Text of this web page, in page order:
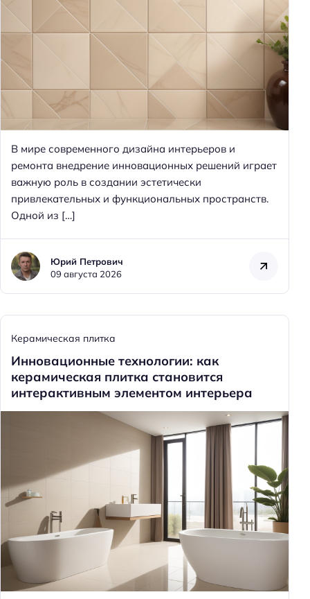
В мире современного дизайна интерьеров и
ремонта внедрение инновационных решений играет
важную роль в создании эстетически
привлекательных и функциональных пространств.
Одной из […]
Юрий Петрович
09 августа 2026
Керамическая плитка
Инновационные технологии: как
керамическая плитка становится
интерактивным элементом интерьера